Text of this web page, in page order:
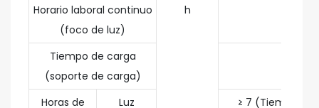
Horario laboral continuo
(foco de luz)
h
Tiempo de carga
(soporte de carga)
Horas de
Luz
≥ 7 (Tiempo de